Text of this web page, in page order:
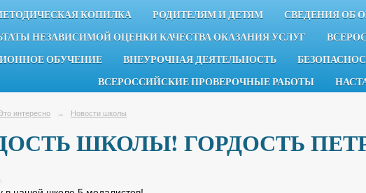
КОПИЛКА
РОДИТЕЛЯМ И ДЕТЯМ
СВЕДЕНИЯ ОБ
НЕЗАВИСИМОЙ ОЦЕНКИ КАЧЕСТВА ОКАЗАНИЯ УСЛУГ
ОБУЧЕНИЕ
ВНЕУРОЧНАЯ ДЕЯТЕЛЬНОСТЬ
ВСЕРОССИЙСКИЕ ПРОВЕРОЧНЫЕ РАБОТЫ
интересно → Новости школы
ШКОЛЫ! ГОРДОСТЬ